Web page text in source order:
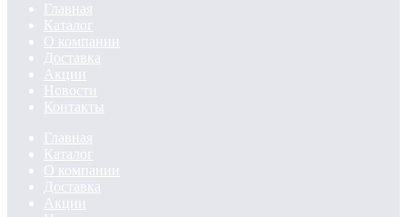
Главная
Каталог
О компании
Доставка
Акции
Новости
Контакты
Главная
Каталог
О компании
Доставка
Акции